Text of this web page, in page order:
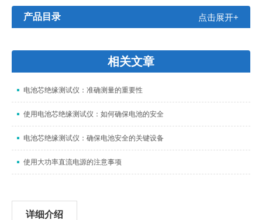
产品目录 点击展开+
相关文章
电池芯绝缘测试仪：准确测量的重要性
使用电池芯绝缘测试仪：如何确保电池的安全
电池芯绝缘测试仪：确保电池安全的关键设备
使用大功率直流电源的注意事项
详细介绍